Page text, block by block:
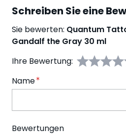
Schreiben Sie eine
Sie bewerten: Quantum
Gandalf the Gray 30 ml
Ihre Bewertung:
Name
Bewertungen